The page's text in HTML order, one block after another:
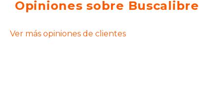
Opiniones sobre Buscalibre
Ver más opiniones de clientes